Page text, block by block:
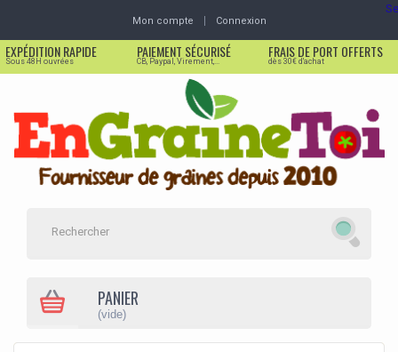
Mon compte Connexion
EXPÉDITION RAPIDE
Sous 48H ouvrées
PAIEMENT SÉCURISÉ
CB, Paypal, Virement,...
FRAIS DE PORT OFFERTS
dès 30€ d'achat
PANIER
(vide)